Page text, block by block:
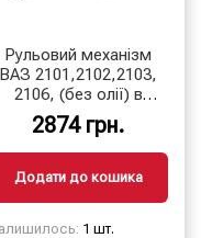
Рульовий механізм
ВАЗ 2101,2102,2103,
2106, (без олії) в
упаковці
2874 грн.
Додати до кошика
1 шт.